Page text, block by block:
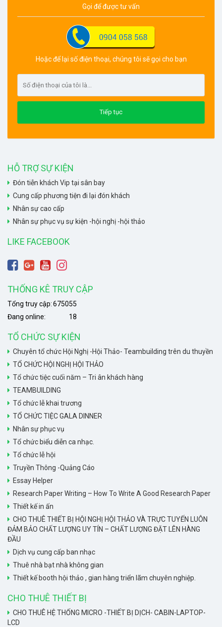
Gọi để được tư vấn
Hoặc để lại số điện thoại, chúng tôi sẽ gọi cho bạn
HỖ TRỢ SỰ KIỆN
Đón tiễn khách Vip tại sân bay
Cung cấp phương tiện đi lại đón khách
Nhân sự cao cấp
Nhân sự phục vụ sự kiện -hội nghị -hội thảo
LIKE FACEBOOK
THỐNG KÊ TRUY CẬP
675055
Tổng truy cập:
18
Đang online:
TỔ CHỨC SỰ KIỆN
Chuyên tổ chức Hội Nghị -Hội Thảo- Teambuilding trên du thuyền
TỔ CHỨC HỘI NGHỊ HỘI THẢO
Tổ chức tiệc cuối năm – Tri ân khách hàng
TEAMBUILDING
Tổ chức lễ khai trương
TỔ CHỨC TIỆC GALA DINNER
Nhân sự phục vụ
Tổ chức biểu diễn ca nhạc.
Tổ chức lễ hội
Truyền Thông -Quảng Cáo
Essay Helper
Research Paper Writing – How To Write A Good Research Paper
Thiết kế in ấn
CHO THUÊ THIẾT BỊ HỘI NGHỊ HỘI THẢO VÀ TRỰC TUYẾN LUÔN
ĐẢM BẢO CHẤT LƯỢNG UY TÍN – CHẤT LƯỢNG ĐẶT LÊN HÀNG
ĐẦU
Dịch vụ cung cấp ban nhạc
Thuê nhà bạt nhà không gian
Thiết kế booth hội thảo , gian hàng triển lãm chuyên nghiệp.
CHO THUÊ THIẾT BỊ
CHO THUÊ HỆ THỐNG MICRO -THIẾT BỊ DỊCH- CABIN-LAPTOP-
LCD